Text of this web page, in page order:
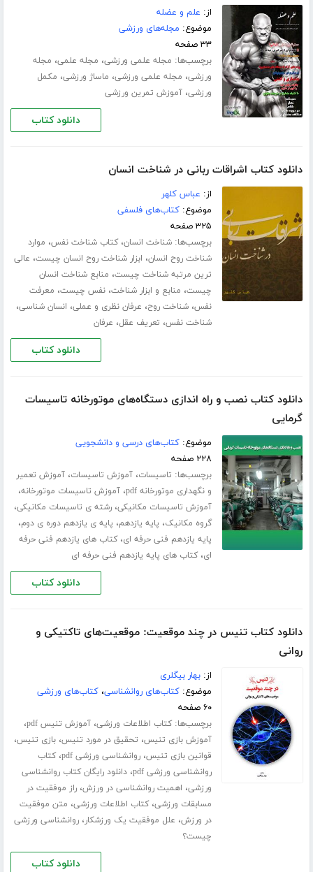
از: علم و عضله
موضوع: مجله‌های ورزشی
۳۳ صفحه
برچسب‌ها: مجله علمی ورزشی، مجله علمی، مجله
ورزشی، مجله علمی ورزشی، ماساژ ورزشی، مکمل
ورزشی،آموزش تمرین ورزشی
دانلود کتاب
دانلود کتاب اشراقات ربانی در شناخت انسان
از: عباس کلهر
موضوع:کتاب‌های فلسفی
۳۲۵ صفحه
برچسب‌ها:شناخت انسان،کتاب شناخت نفس، موارد
شناخت روح انسان، ابزار شناخت روح انسان چیست، عالی
ترین مرتبه شناخت چیست، منابع شناخت انسان
چیست، منابع و ابزار شناخت،نفس چیست، معرفت
نفس،شناخت روح، عرفان نظری و عملی، انسان شناسی،
شناخت نفس، تعریف عقل، عرفان
دانلود کتاب
دانلود کتاب نصب و راه اندازی دستگاه‌های موتورخانه تاسیسات
گرمایی
موضوع:کتاب‌های درسی و دانشجویی
۲۲۸ صفحه
برچسب‌ها: تاسیسات،آموزش تاسیسات،آموزش تعمیر
و نگهداری موتورخانه pdf
،آموزش تاسیسات موتورخانه،
آموزش تاسیسات مکانیکی،رشته ی تاسیسات مکانیکی،
گروه مکانیک، پایه یازدهم، پایه ی یازدهم دوره ی دوم،
پایه یازدهم فنی حرفه ای،کتاب های یازدهم فنی حرفه
ای،کتاب های پایه یازدهم فنی حرفه ای
دانلود کتاب
دانلود کتاب تنیس در چند موقعیت: موقعیت‌های تاکتیکی و
روانی
از:بهار بیگلری
موضوع:کتاب‌های روانشناسی،کتاب‌های ورزشی
۶۰ صفحه
برچسب‌ها:کتاب اطلاعات ورزشی،آموزش تنیس pdf ،
آموزش بازی تنیس، تحقیق در مورد تنیس،بازی تنیس،
قوانین بازی تنیس،روانشناسی ورزشی pdf ،کتاب
روانشناسی ورزشی pdf
،دانلود رایگان کتاب روانشناسی
ورزشی، اهمیت روانشناسی در ورزش،راز موفقیت در
مسابقات ورزشی،کتاب اطلاعات ورزشی، متن موفقیت
در ورزش، علل موفقیت یک ورزشکار،روانشناسی ورزشی
چیست؟
دانلود کتاب